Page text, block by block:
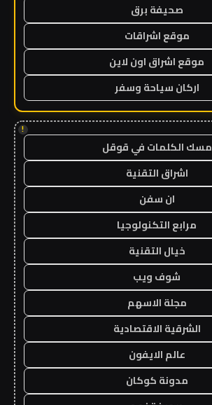
صحيفة برق
موقع اشراقات
موقع اشراق اون لاين
اركان سياحة وسفر
!
مسك الكلمات في قوقل
اشراق التقنية
ان سفن
مرابع التكنولوجيا
خيال التقنية
شوف ويب
مجلة الاسهم
الشرقية الاقتصادية
عالم الايفون
مدونة كوكان